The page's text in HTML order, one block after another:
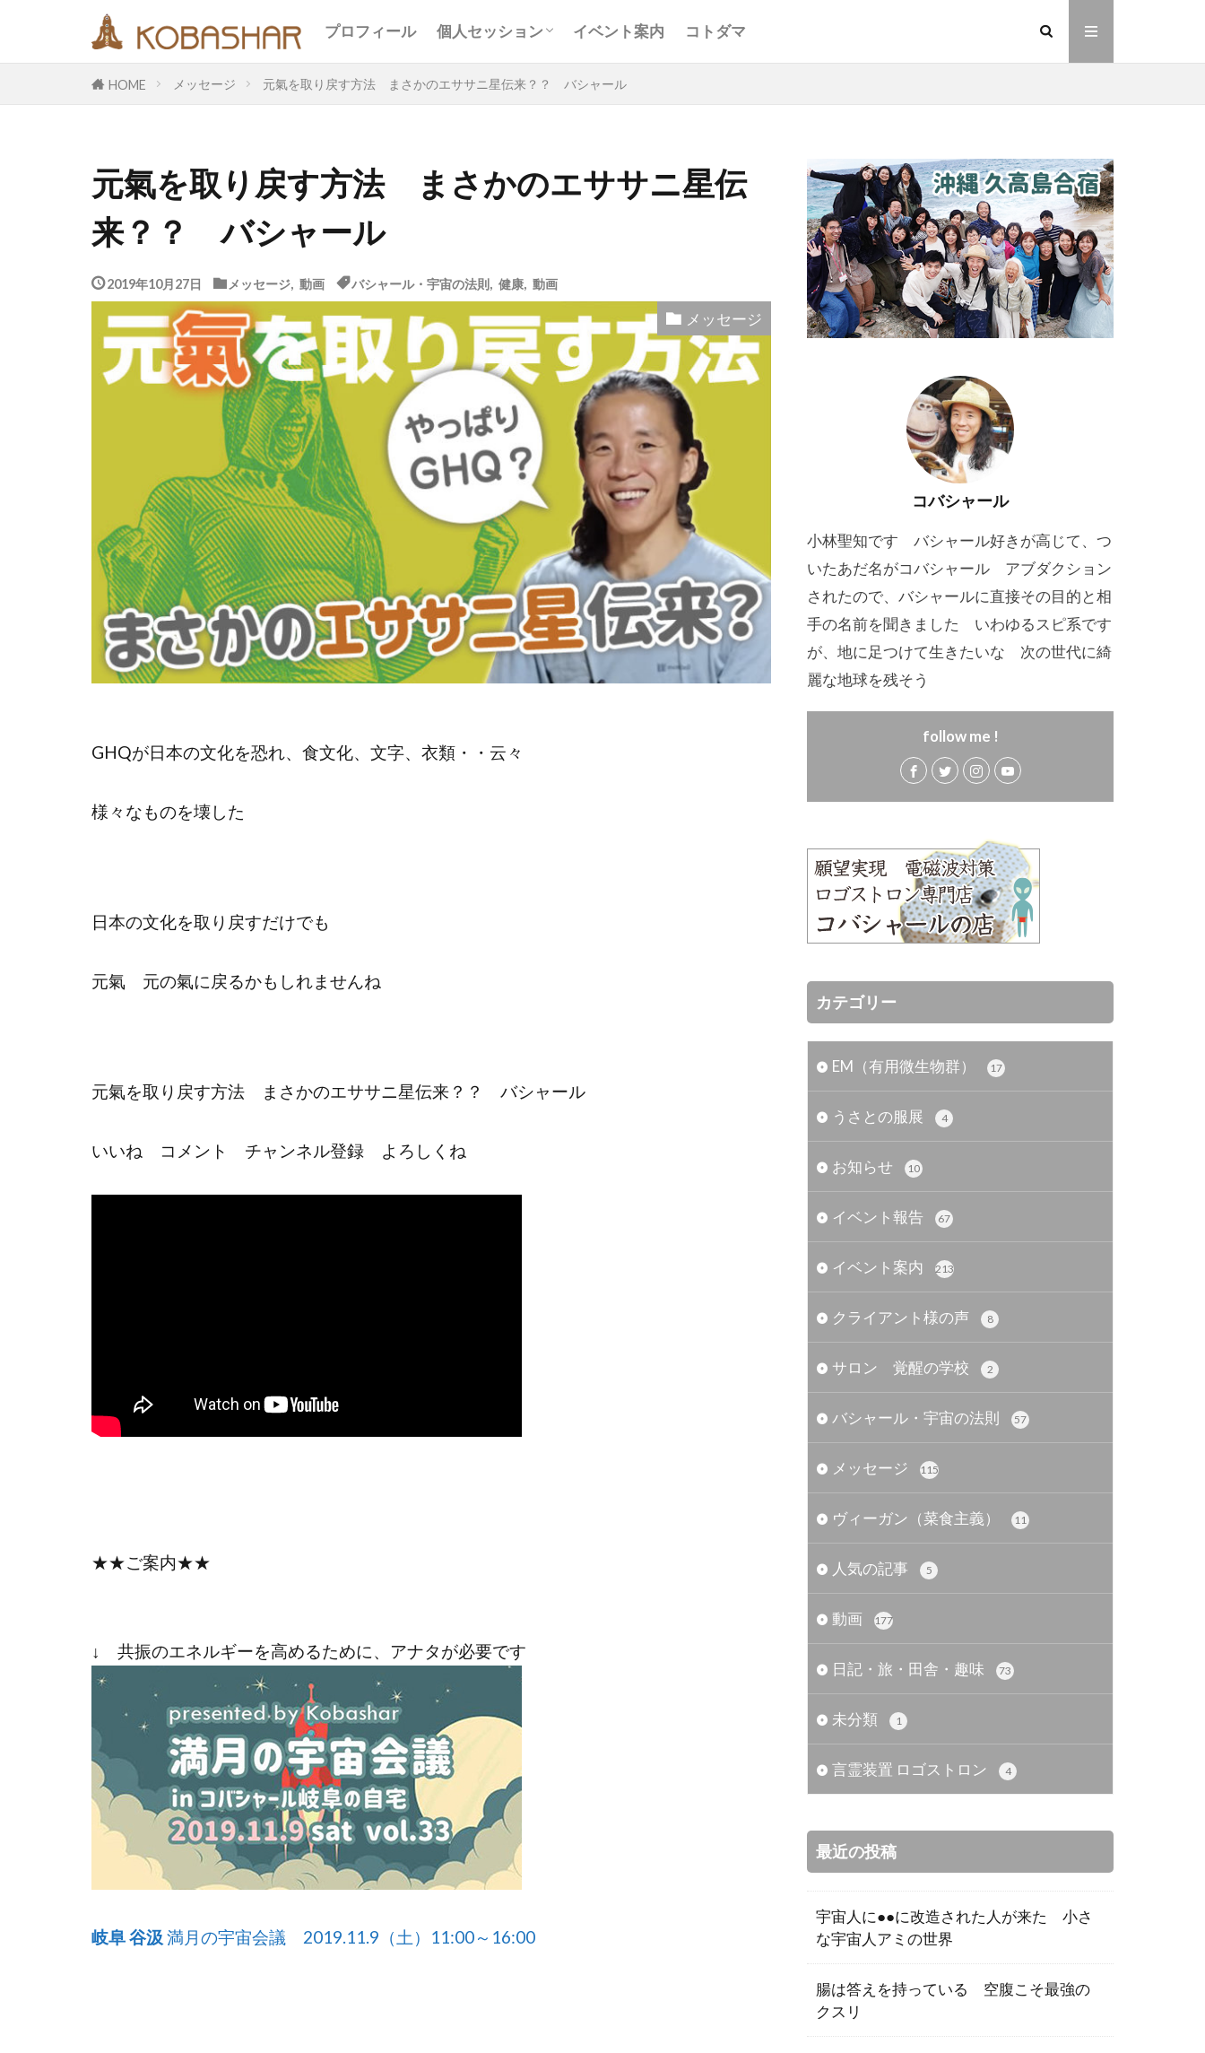
プロフィール 個人セッション
お客様の声
コンサルティング
イベント案内 コトダマ
HOME メッセージ 元氣を取り戻す方法 まさかのエササニ星伝来？？ バシャール
元氣を取り戻す方法 まさかのエササニ星伝
来？？ バシャール
2019年10月27日 メッセージ 動画 バシャール・宇宙の法則 健康, 動画
メッセージ
GHQが日本の文化を恐れ、食文化、文字、衣類・・云々
様々なものを壊した
日本の文化を取り戻すだけでも
元氣 元の氣に戻るかもしれませんね
元氣を取り戻す方法 まさかのエササニ星伝来？？ バシャール
いいね コメント チャンネル登録 よろしくね
★★ご案内★★
↓ 共振のエネルギーを高めるために、アナタが必要です
岐阜 谷汲 満月の宇宙会議 2019.11.9（土）11:00～16:00
コバシャール
小林聖知です バシャール好きが高じて、つ
いたあだ名がコバシャール アブダクション
されたので、バシャールに直接その目的と相
手の名前を聞きました いわゆるスピ系です
が、地に足つけて生きたいな 次の世代に綺
麗な地球を残そう
follow me !
カテゴリー
EM（有用微生物群） 17
うさとの服展 4
お知らせ 10
イベント報告 67
イベント案内 213
クライアント様の声 8
サロン 覚醒の学校 2
バシャール・宇宙の法則 57
メッセージ 115
ヴィーガン（菜食主義） 11
人気の記事 5
動画 177
日記・旅・田舎・趣味 73
未分類 1
言霊装置 ロゴストロン 4
最近の投稿
宇宙人に●●に改造された人が来た 小さ
な宇宙人アミの世界
腸は答えを持っている 空腹こそ最強の
クスリ
タグ
うさと
イヤシロチ
バシャール・宇宙の法則
ヘナ
メッセージ
ヨガ リトリート 動画
友人
合宿
名古屋 地底人 子供 宇宙人 岐阜 引き寄せの法則
愛
断食
旅 沖縄 満月 石川県 祓い 覚醒の学校
金沢市
鎮魂
非二元
検索